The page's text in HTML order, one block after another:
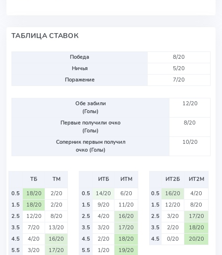
ТАБЛИЦА СТАВОК
Победа
8/20
Ничья
5/20
Поражение
7/20
Обе забили
(Голы)
12/20
Первые получили очко
(Голы)
8/20
Соперник первым получил
очко (Голы)
10/20
ТБ
ТМ
0.5
18/20
2/20
1.5
18/20
2/20
2.5
12/20
8/20
3.5
7/20
13/20
4.5
4/20
16/20
5.5
3/20
17/20
ИТБ
ИТМ
0.5
14/20
6/20
1.5
9/20
11/20
2.5
4/20
16/20
3.5
3/20
17/20
4.5
2/20
18/20
5.5
1/20
19/20
ИТ2Б
ИТ2М
0.5
16/20
4/20
1.5
12/20
8/20
2.5
3/20
17/20
3.5
2/20
18/20
4.5
0/20 20/20